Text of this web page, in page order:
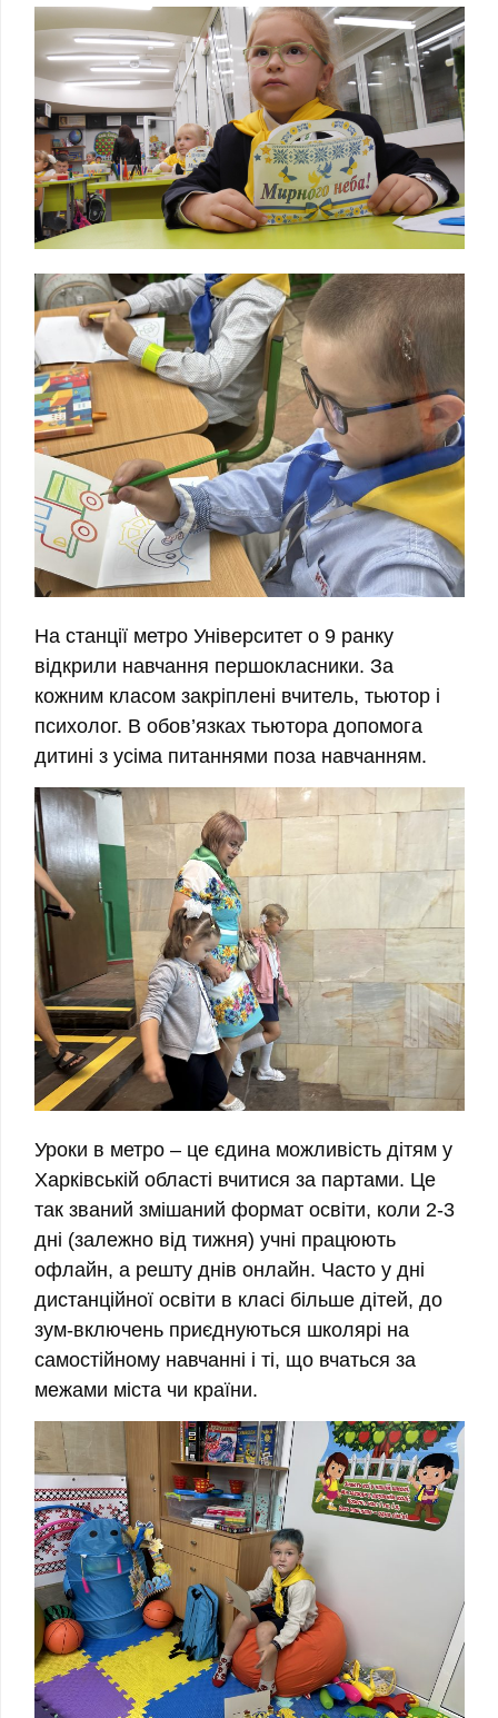
На станції метро Університет о 9 ранку
відкрили навчання першокласники. За
кожним класом закріплені вчитель, тьютор і
психолог. В обов’язках тьютора допомога
дитині з усіма питаннями поза навчанням.
Уроки в метро – це єдина можливість дітям у
Харківській області вчитися за партами. Це
так званий змішаний формат освіти, коли 2-3
дні (залежно від тижня) учні працюють
офлайн, а решту днів онлайн. Часто у дні
дистанційної освіти в класі більше дітей, до
зум-включень приєднуються школярі на
самостійному навчанні і ті, що вчаться за
межами міста чи країни.